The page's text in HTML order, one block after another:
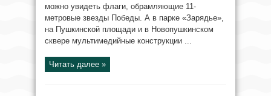
можно увидеть флаги, обрамляющие 11-
метровые звезды Победы. А в парке «Зарядье»,
на Пушкинской площади и в Новопушкинском
сквере мультимедийные конструкции ...
Читать далее »